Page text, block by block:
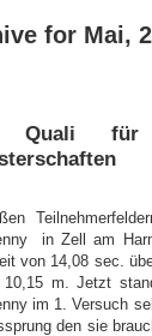
for Mai,
für
in Zell am
von 14,08 sec.
m. Jetzt
im 1. Versuch
den sie